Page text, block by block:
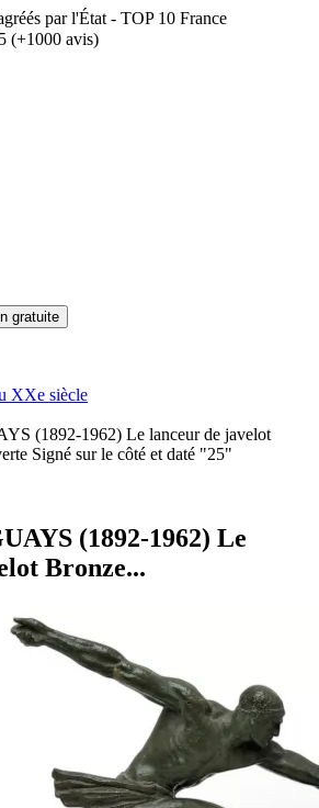
par l'État - TOP 10 France
(+1000 avis)
gratuite
XXe siècle
(1892-1962) Le lanceur de javelot
Signé sur le côté et daté "25"
(1892-1962) Le
Bronze...